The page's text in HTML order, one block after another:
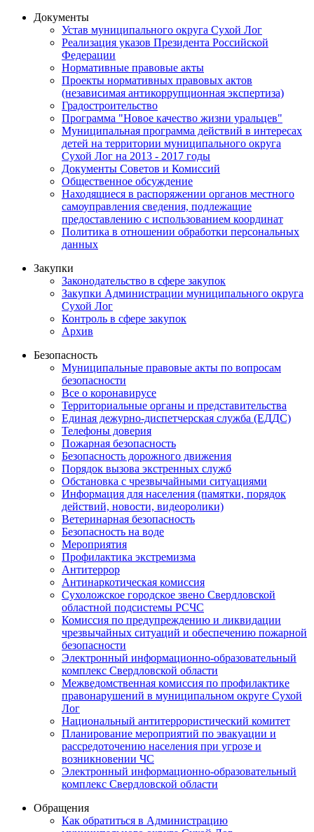
Документы
Устав муниципального округа Сухой Лог
Реализация указов Президента Российской
Федерации
Нормативные правовые акты
Проекты нормативных правовых актов
(независимая антикоррупционная экспертиза)
Градостроительство
Программа "Новое качество жизни уральцев"
Муниципальная программа действий в интересах
детей на территории муниципального округа
Сухой Лог на 2013 - 2017 годы
Документы Советов и Комиссий
Общественное обсуждение
Находящиеся в распоряжении органов местного
самоуправления сведения, подлежащие
предоставлению с использованием координат
Политика в отношении обработки персональных
данных
Закупки
Законодательство в сфере закупок
Закупки Администрации муниципального округа
Сухой Лог
Контроль в сфере закупок
Архив
Безопасность
Муниципальные правовые акты по вопросам
безопасности
Все о коронавирусе
Территориальные органы и представительства
Единая дежурно-диспетчерская служба (ЕДДС)
Телефоны доверия
Пожарная безопасность
Безопасность дорожного движения
Порядок вызова экстренных служб
Обстановка с чрезвычайными ситуациями
Информация для населения (памятки, порядок
действий, новости, видеоролики)
Ветеринарная безопасность
Безопасность на воде
Мероприятия
Профилактика экстремизма
Антитеррор
Антинаркотическая комиссия
Сухоложское городское звено Свердловской
областной подсистемы РСЧС
Комиссия по предупреждению и ликвидации
чрезвычайных ситуаций и обеспечению пожарной
безопасности
Электронный информационно-образовательный
комплекс Cвердловской области
Межведомственная комиссия по профилактике
правонарушений в муниципальном округе Сухой
Лог
Национальный антитеррористический комитет
Планирование мероприятий по эвакуации и
рассредоточению населения при угрозе и
возникновении ЧС
Электронный информационно-образовательный
комплекс Свердловской области
Обращения
Как обратиться в Администрацию